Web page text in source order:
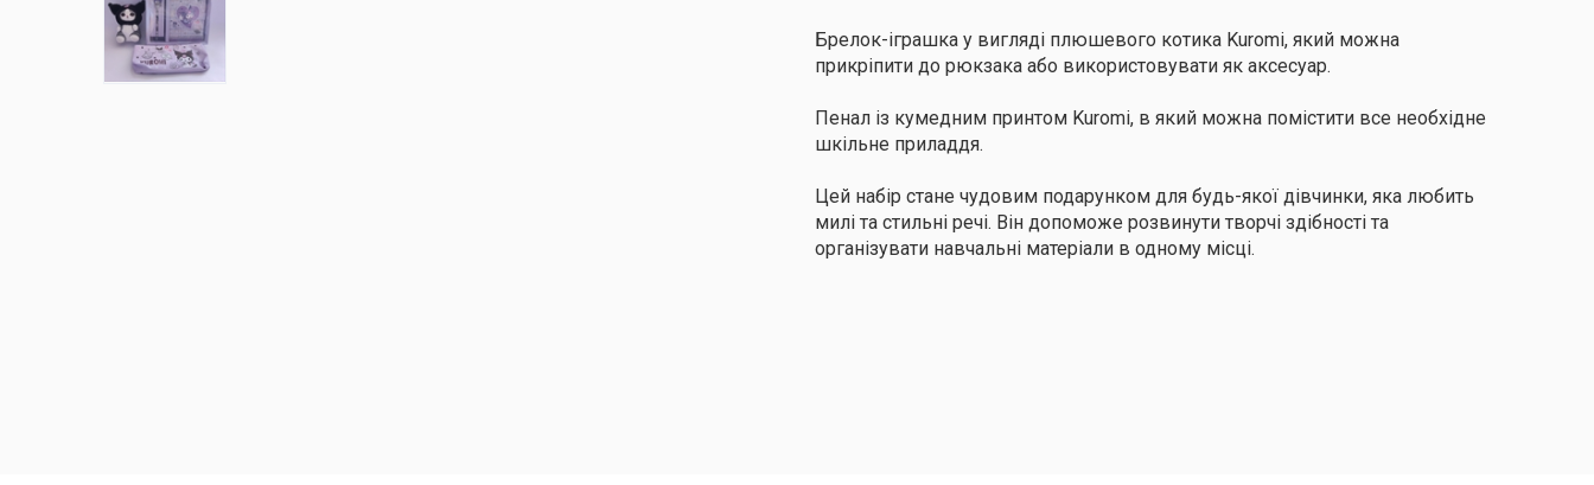
Брелок-іграшка у вигляді плюшевого котика Kuromi, який можна
прикріпити до рюкзака або використовувати як аксесуар.
Пенал із кумедним принтом Kuromi, в який можна помістити все необхідне
шкільне приладдя.
Цей набір стане чудовим подарунком для будь-якої дівчинки, яка любить
милі та стильні речі. Він допоможе розвинути творчі здібності та
організувати навчальні матеріали в одному місці.